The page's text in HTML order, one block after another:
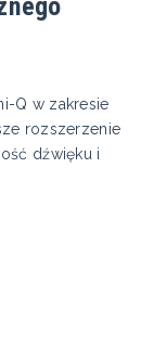
Q w zakresie
rozszerzenie
dźwięku i